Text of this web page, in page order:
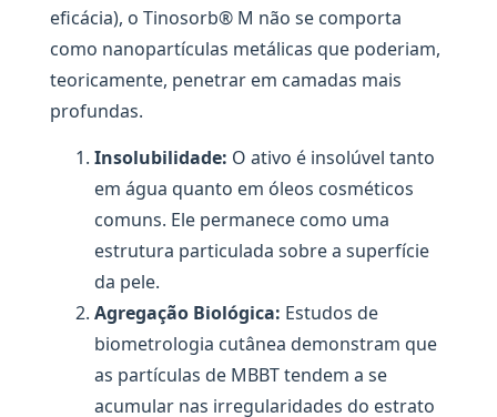
eficácia), o Tinosorb® M não se comporta
como nanopartículas metálicas que poderiam,
teoricamente, penetrar em camadas mais
profundas.
Insolubilidade: O ativo é insolúvel tanto
em água quanto em óleos cosméticos
comuns. Ele permanece como uma
estrutura particulada sobre a superfície
da pele.
Agregação Biológica: Estudos de
biometrologia cutânea demonstram que
as partículas de MBBT tendem a se
acumular nas irregularidades do estrato